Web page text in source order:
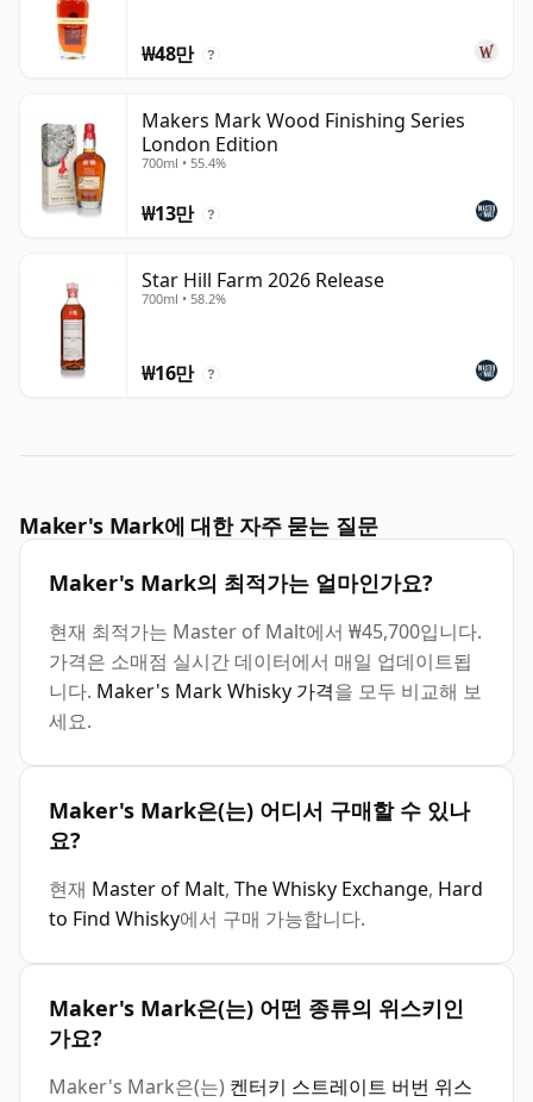
₩48만 ?
Makers Mark Wood Finishing Series
London Edition
700ml • 55.4%
₩13만 ?
Star Hill Farm 2026 Release
700ml • 58.2%
₩16만 ?
Maker's Mark에 대한 자주 묻는 질문
Maker's Mark의 최적가는 얼마인가요?
현재 최적가는 Master of Malt에서 ₩45,700입니다.
가격은 소매점 실시간 데이터에서 매일 업데이트됩
니다. Maker's Mark Whisky 가격을 모두 비교해 보
세요.
Maker's Mark은(는) 어디서 구매할 수 있나
요?
현재 Master of Malt, The Whisky Exchange, Hard
to Find Whisky에서 구매 가능합니다.
Maker's Mark은(는) 어떤 종류의 위스키인
가요?
Maker's Mark은(는) 켄터키 스트레이트 버번 위스